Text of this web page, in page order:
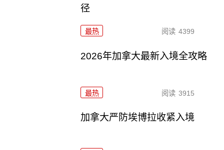
径
最热 阅读 4399
2026年加拿大最新入境全攻略
最热 阅读 3915
加拿大严防埃博拉收紧入境